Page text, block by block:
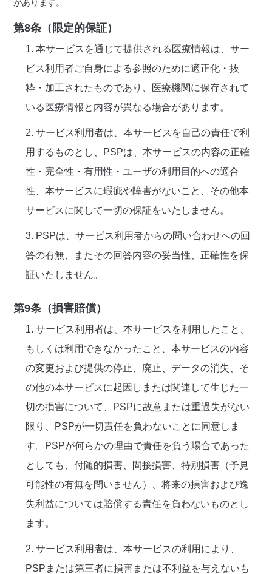
があります。
第8条（限定的保証）
1. 本サービスを通じて提供される医療情報は、サー
ビス利用者ご自身による参照のために適正化・抜
粋・加工されたものであり、医療機関に保存されて
いる医療情報と内容が異なる場合があります。
2. サービス利用者は、本サービスを自己の責任で利
用するものとし、PSPは、本サービスの内容の正確
性・完全性・有用性・ユーザの利用目的への適合
性、本サービスに瑕疵や障害がないこと、その他本
サービスに関して一切の保証をいたしません。
3. PSPは、サービス利用者からの問い合わせへの回
答の有無、またその回答内容の妥当性、正確性を保
証いたしません。
第9条（損害賠償）
1. サービス利用者は、本サービスを利用したこと、
もしくは利用できなかったこと、本サービスの内容
の変更および提供の停止、廃止、データの消失、そ
の他の本サービスに起因しまたは関連して生じた一
切の損害について、PSPに故意または重過失がない
限り、PSPが一切責任を負わないことに同意しま
す。PSPが何らかの理由で責任を負う場合であった
としても、付随的損害、間接損害、特別損害（予見
可能性の有無を問いません）、将来の損害および逸
失利益については賠償する責任を負わないものとし
ます。
2. サービス利用者は、本サービスの利用により、
PSPまたは第三者に損害または不利益を与えないも